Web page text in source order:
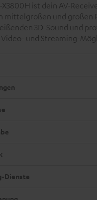
X3800H ist dein AV-
mittelgroßen und großen
3D-Sound und
und Streaming-
Dienste